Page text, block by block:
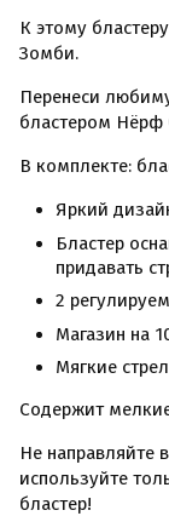
К этому
Зомби.
Перенеси
бластером Нёрф
В комплекте:
Яркий
Бластер
придавать
2
Магазин на
Мягкие
Содержит
Не направляйте
используйте
бластер!